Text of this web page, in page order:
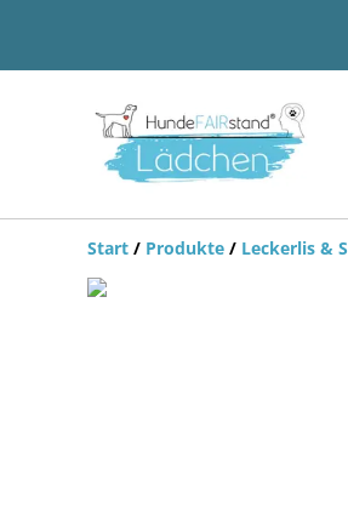
Start / Produkte / Leckerlis &